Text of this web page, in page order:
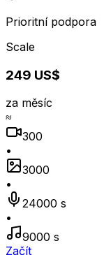
Prioritní podpora
Scale
249 US$
za měsíc
≈
300
•
3000
•
24000 s
•
9000 s
Začít